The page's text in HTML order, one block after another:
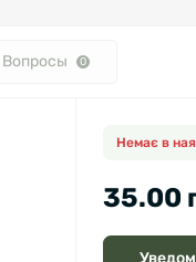
Вопросы 0
Немає в
35.00